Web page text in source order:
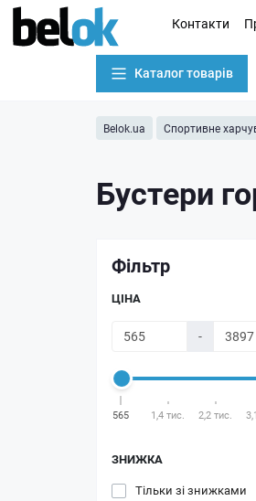
Контакти
Каталог товарів
Belok.ua Спортивне
Бустери
Фільтр
ЦІНА
-
565 1,4 тис. 2,2 тис.
ЗНИЖКА
Тільки зі знижками